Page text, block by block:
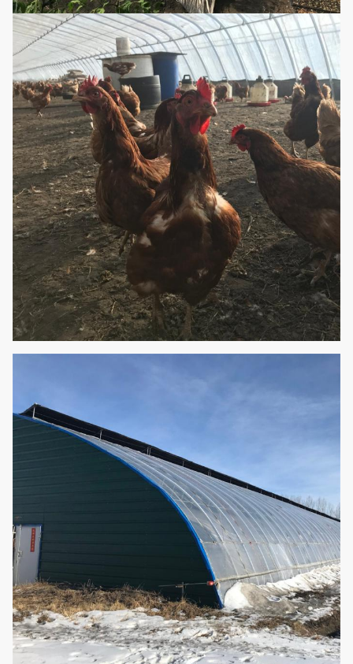
Optionales
Konfigurations-
System
Seitenabsauggebläse/abkühlende
abkühlende Auflage
3. Schattieren des Systems
4.
Tropfenfänger/
5. Heizsystem
6. Intelligentes Kontrollsystem
(Entsprechend Anforderungen kann
besonders angefertigt werden)
Anwendungen
Erdbeer-, Wassermelonen-, Gurken-,
Tomaten-, Gemüse-, Blumen-und
Ertragskultur- Heilpflanze